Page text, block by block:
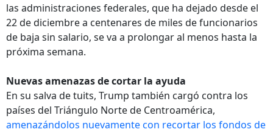
las administraciones federales, que ha dejado desde el
22 de diciembre a centenares de miles de funcionarios
de baja sin salario, se va a prolongar al menos hasta la
próxima semana.
Nuevas amenazas de cortar la ayuda
En su salva de tuits, Trump también cargó contra los
países del Triángulo Norte de Centroamérica,
amenazándolos nuevamente con recortar los fondos de